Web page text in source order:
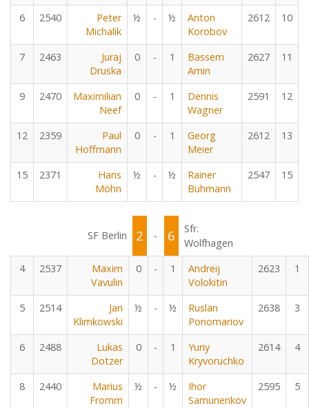
6 2540
Peter
Michalik
½ - ½
Anton
Korobov
2612 10
7 2463
Juraj
Druska
0 - 1
Bassem
Amin
2627 11
9 2470
Maximilian
Neef
0 - 1
Dennis
Wagner
2591 12
12 2359
Paul
Hoffmann
0 - 1
Georg
Meier
2612 13
15 2371
Hans
Möhn
½ - ½
Rainer
Buhmann
2547 15
SF Berlin 2 - 6
Sfr.
Wolfhagen
4
2537
Maxim
Vavulin
0 - 1
Andreij
Volokitin
2623 1
5 2514
Jan
Klimkowski
½ - ½
Ruslan
Ponomariov
2638 3
6 2488
Lukas
Dotzer
0 - 1
Yuriy
Kryvoruchko
2614 4
8 2440
Marius
Fromm
½ - ½
Ihor
Samunenkov
2595 5